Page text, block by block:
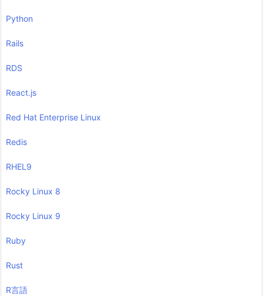
Python
Rails
RDS
React.js
Red Hat Enterprise Linux
Redis
RHEL9
Rocky Linux 8
Rocky Linux 9
Ruby
Rust
R言語